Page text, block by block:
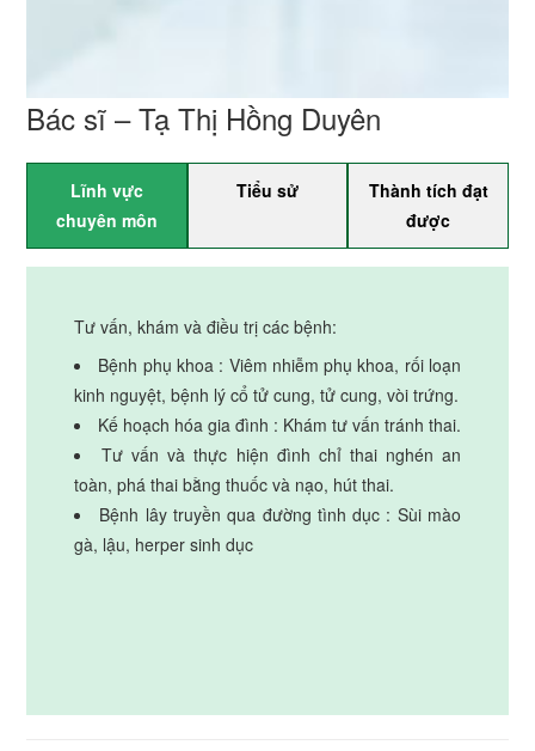
Bác sĩ – Tạ Thị Hồng Duyên
Lĩnh vực
chuyên môn
Tiểu sử
Thành tích đạt
được
Tư vấn, khám và điều trị các bệnh:
Bệnh phụ khoa : Viêm nhiễm phụ khoa, rối loạn
kinh nguyệt, bệnh lý cổ tử cung, tử cung, vòi trứng.
Kế hoạch hóa gia đình : Khám tư vấn tránh thai.
Tư vấn và thực hiện đình chỉ thai nghén an
toàn, phá thai bằng thuốc và nạo, hút thai.
Bệnh lây truyền qua đường tình dục : Sùi mào
gà, lậu, herper sinh dục